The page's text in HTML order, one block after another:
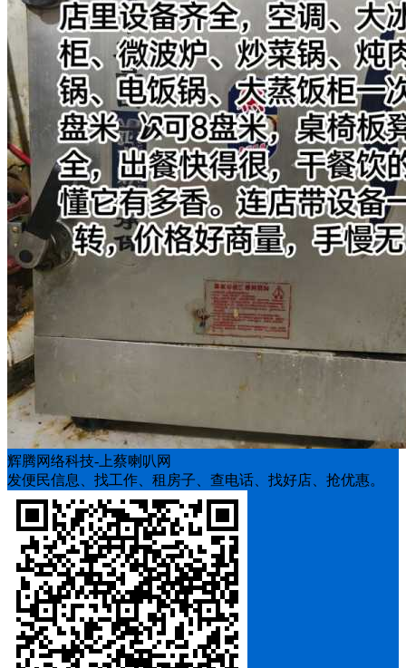
辉腾网络科技-上蔡喇叭网
发便民信息、找工作、租房子、查电话、找好店、抢优惠。